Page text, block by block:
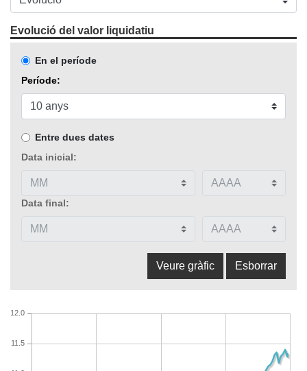
Evolució del valor liquidatiu
En el període
Període:
Entre dues dates
Data inicial:
Data final:
11.5
12.0